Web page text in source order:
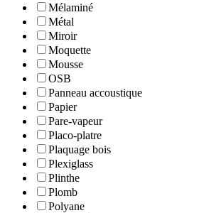
Mélaminé
Métal
Miroir
Moquette
Mousse
OSB
Panneau accoustique
Papier
Pare-vapeur
Placo-platre
Plaquage bois
Plexiglass
Plinthe
Plomb
Polyane